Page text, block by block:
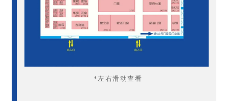
*左右滑动查看